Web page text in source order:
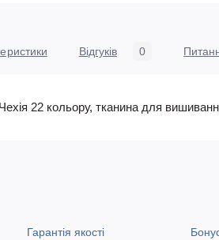
Відгуків 0
22 кольору, тканина для
Гарантія якості